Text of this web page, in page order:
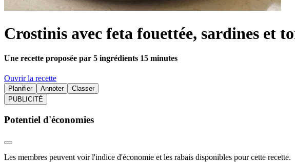
Crostinis avec feta fouettée, sardines et
Une recette proposée par 5 ingrédients 15 minutes
Ouvrir la recette
Planifier Annoter
Classer
PUBLICITÉ
Potentiel d'économies
Les membres peuvent voir l'indice d'économie et les rabais disponibles pour cette recette.